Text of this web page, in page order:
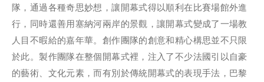
隊，通過各種奇思妙想，讓開幕式得以順利在比賽場館外進
行，同時還善用塞納河兩岸的景觀，讓開幕式變成了一場教
人目不暇給的嘉年華。創作團隊的創意和精心構思並不只限
於此。製作團隊在整個開幕式裡，注入了不少法國引以自豪
的藝術、文化元素，而有別於傳統開幕式的表現手法，巴黎